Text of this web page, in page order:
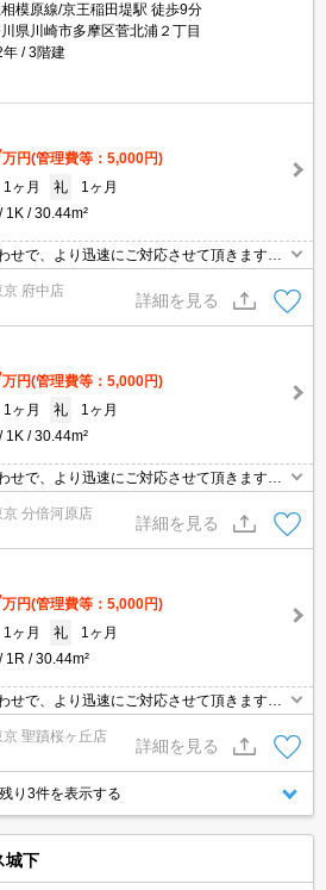
模原線/京王稲田堤駅 徒歩9分
県川崎市多摩区菅北浦２丁目
年
3階建
万円(管理費等：5,000円)
1ヶ月 礼
1ヶ月
1K 30.44m²
せで、より迅速にご対応させて頂きます～
府中店
詳細を見る
万円(管理費等：5,000円)
1ヶ月 礼
1ヶ月
1K 30.44m²
せで、より迅速にご対応させて頂きます～
分倍河原店
詳細を見る
万円(管理費等：5,000円)
1ヶ月 礼
1ヶ月
1R 30.44m²
せで、より迅速にご対応させて頂きます～
聖蹟桜ヶ丘店
詳細を見る
残り3件を表示する
城下